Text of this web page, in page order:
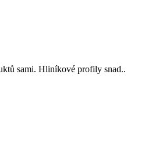
sami. Hliníkové profily snad..